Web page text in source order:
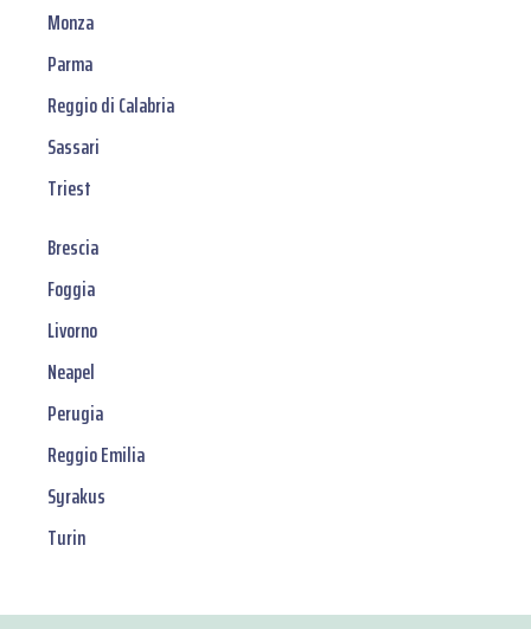
Monza
Parma
Reggio di Calabria
Sassari
Triest
Brescia
Foggia
Livorno
Neapel
Perugia
Reggio Emilia
Syrakus
Turin